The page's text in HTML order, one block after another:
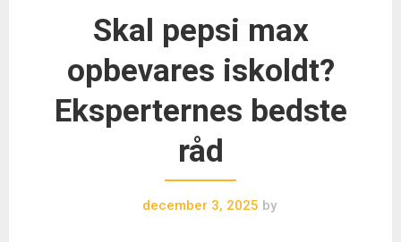
Skal pepsi max
opbevares iskoldt?
Eksperternes bedste
råd
december 3, 2025 by